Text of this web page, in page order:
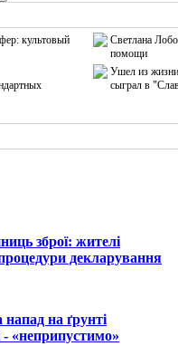
культовый
Светлана
помощи
Ушел из жизни
сыграл в
зброї: жителі
декларування
напад на ґрунті
- «неприпустимо»